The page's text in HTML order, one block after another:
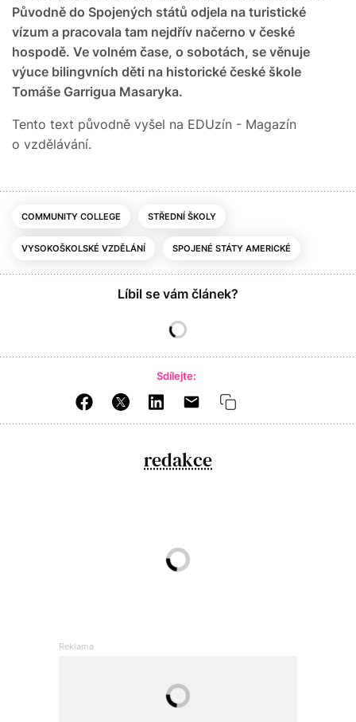
Původně do Spojených států odjela na turistické
vízum a pracovala tam nejdřív načerno v české
hospodě. Ve volném čase, o sobotách, se věnuje
výuce bilingvních děti na historické české škole
Tomáše Garrigua Masaryka.
Tento text původně vyšel na EDUzín - Magazín
o vzdělávání.
COMMUNITY COLLEGE STŘEDNÍ ŠKOLY
VYSOKOŠKOLSKÉ VZDĚLÁNÍ SPOJENÉ STÁTY AMERICKÉ
Líbil se vám článek?
Sdílejte:
redakce